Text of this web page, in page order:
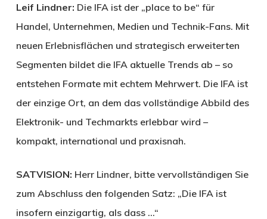
Leif Lindner: Die IFA ist der „place to be“ für
Handel, Unternehmen, Medien und Technik-Fans. Mit
neuen Erlebnisflächen und strategisch erweiterten
Segmenten bildet die IFA aktuelle Trends ab – so
entstehen Formate mit echtem Mehrwert. Die IFA ist
der einzige Ort, an dem das vollständige Abbild des
Elektronik- und Techmarkts erlebbar wird –
kompakt, international und praxisnah.
SATVISION: Herr Lindner, bitte vervollständigen Sie
zum Abschluss den folgenden Satz: „Die IFA ist
insofern einzigartig, als dass …“